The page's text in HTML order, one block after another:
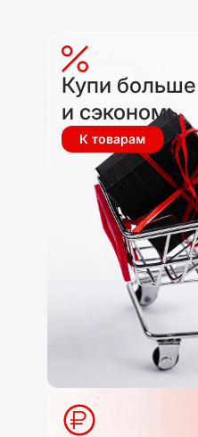
Купи больше
и сэкономь
К товарам